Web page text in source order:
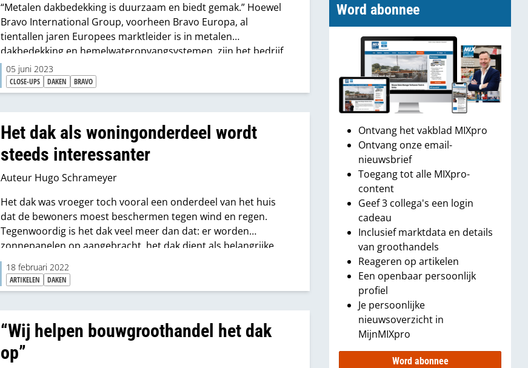
“Metalen dakbedekking is duurzaam en biedt gemak.” Hoewel
Bravo International Group, voorheen Bravo Europa, al
tientallen jaren Europees marktleider is in metalen
dakbedekking en hemelwateropvang­systemen, zijn het bedrijf
en haar merken nog relatief onbekend op de Nederlandse
markt. Metalen dakpan- en trapeziumplaten worden al
verkocht onder de private labels, maar het ‘premium­-plus’
merk ‘the Smart cover solution voor professionals’ is nog niet
verkrijgbaar. Als het aan country sales manager Marc Visscher
ligt, komt daar op korte termijn verandering in. “In de loop van
dit jaar willen we het merk ook aan Nederlandse professionals
05 juni 2023
CLOSE-UPS DAKEN BRAVO
Het dak als woningonderdeel wordt
steeds interessanter
Auteur Hugo Schrameyer
Het dak was vroeger toch vooral een onderdeel van het huis
dat de bewoners moest beschermen tegen wind en regen.
Tegenwoordig is het dak veel meer dan dat: er worden
zonnepanelen op aangebracht, het dak dient als belangrijke
isolatieschil, het dak maakt deel uit van het totale
energieconcept. Deze tendens zie je ook terug in de aandacht
voor daken en dakonderdelen. Zowel aan de kant van de
18 februari 2022
ARTIKELEN DAKEN
“Wij helpen bouwgroot­handel het dak
op”
Word abonnee
Ontvang het vakblad MIXpro
Ontvang onze email-
nieuwsbrief
Toegang tot alle MIXpro-
content
Geef 3 collega's een login
cadeau
Inclusief marktdata en details
van groothandels
Reageren op artikelen
Een openbaar persoonlijk
profiel
Je persoonlijke
nieuwsoverzicht in
MijnMIXpro
Word abonnee